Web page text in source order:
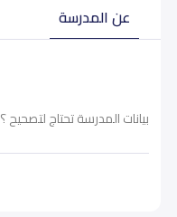
عن المدرسة
بيانات المدرسة تحتاج لتصحيح ؟